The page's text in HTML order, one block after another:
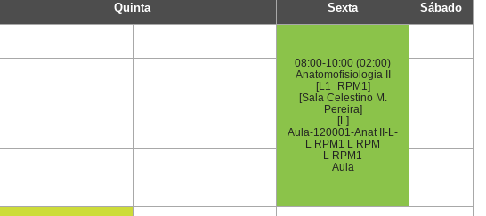
Quinta Sexta Sábado
08:00-10:00 (02:00)
Anatomofisiologia II
[L1_RPM1]
[Sala Celestino M.
Pereira]
[L]
Aula-120001-Anat II-L-
L RPM1 L RPM
L RPM1
Aula